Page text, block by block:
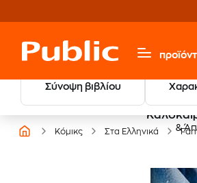
Σύνοψη βιβλίου
&
Κόμικς Στα Ελληνικά